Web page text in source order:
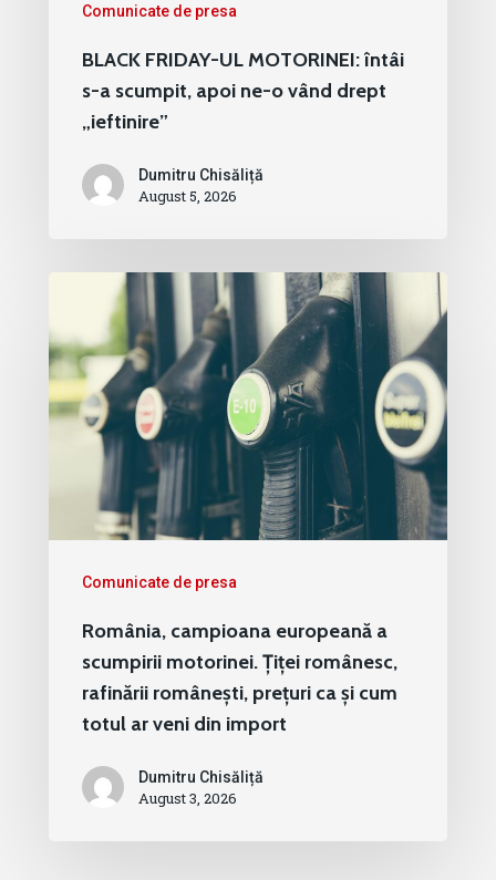
Comunicate de presa
BLACK FRIDAY-UL MOTORINEI: întâi
s-a scumpit, apoi ne-o vând drept
„ieftinire”
Dumitru Chisăliță
August 5, 2026
Comunicate de presa
România, campioana europeană a
scumpirii motorinei. Țiței românesc,
rafinării românești, prețuri ca și cum
totul ar veni din import
Dumitru Chisăliță
August 3, 2026